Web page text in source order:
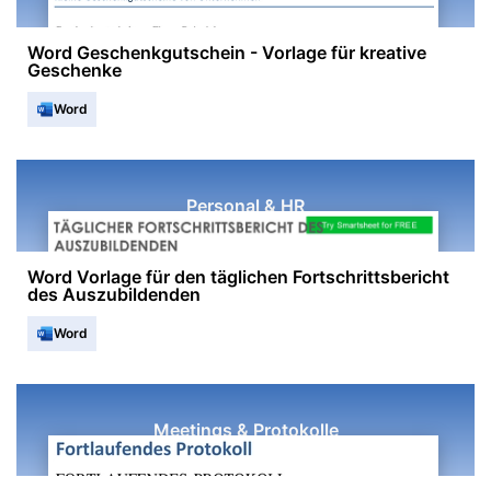
Word Geschenkgutschein - Vorlage für kreative
Geschenke
Word
Personal & HR
Word Vorlage für den täglichen Fortschrittsbericht
des Auszubildenden
Word
Meetings & Protokolle